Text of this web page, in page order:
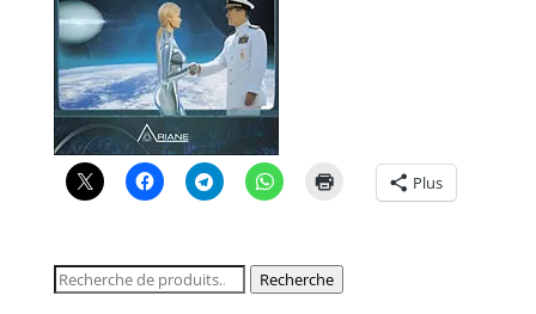
Plus
Recherche
Recherche